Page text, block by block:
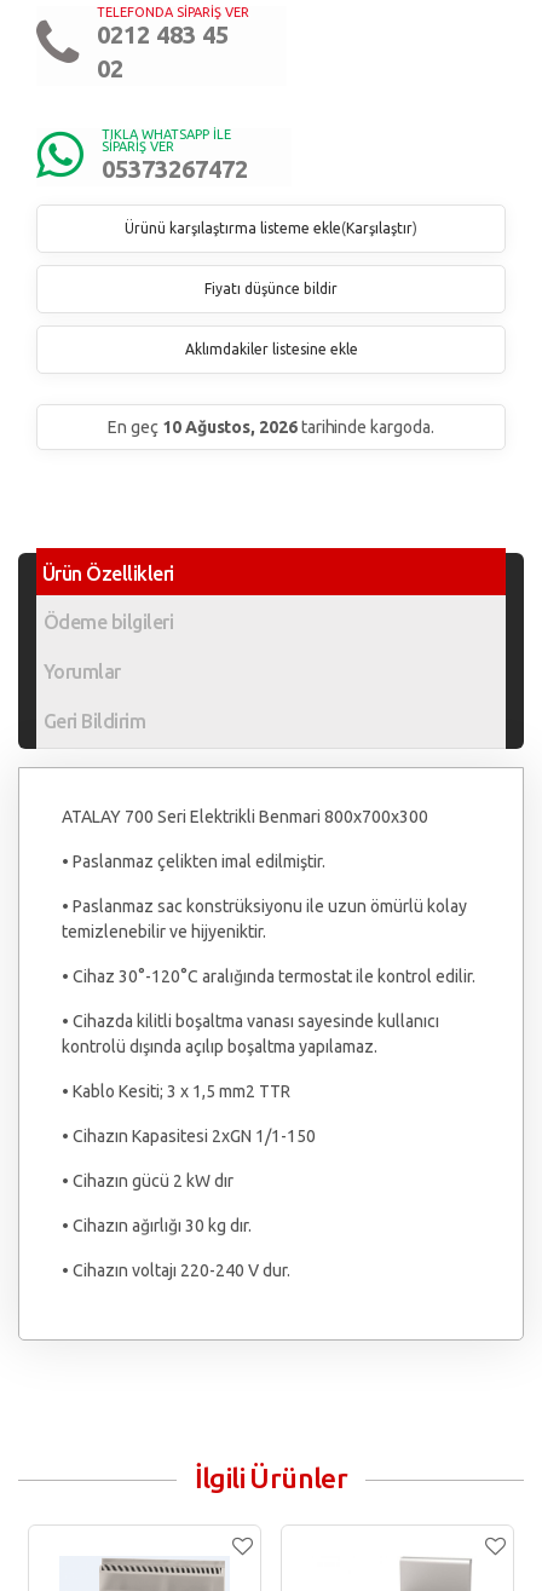
TELEFONDA SİPARİŞ VER
0212 483 45
02
TIKLA WHATSAPP İLE
SİPARİŞ VER
05373267472
Ürünü karşılaştırma listeme ekle(Karşılaştır)
Fiyatı düşünce bildir
Aklımdakiler listesine ekle
En geç 10 Ağustos, 2026tarihinde kargoda.
Ürün Özellikleri
Ödeme bilgileri
Yorumlar
Geri Bildirim
ATALAY 700 Seri Elektrikli Benmari 800x700x300
• Paslanmaz çelikten imal edilmiştir.
• Paslanmaz sac konstrüksiyonu ile uzun ömürlü kolay
temizlenebilir ve hijyeniktir.
• Cihaz 30°-120°C aralığında termostat ile kontrol edilir.
• Cihazda kilitli boşaltma vanası sayesinde kullanıcı
kontrolü dışında açılıp boşaltma yapılamaz.
• Kablo Kesiti; 3 x 1,5 mm2 TTR
• Cihazın Kapasitesi 2xGN 1/1-150
• Cihazın gücü 2 kW dır
• Cihazın ağırlığı 30 kg dır.
• Cihazın voltajı 220-240 V dur.
İlgili Ürünler